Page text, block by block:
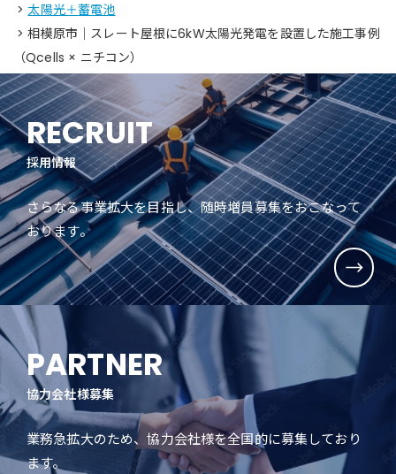
>太陽光＋蓄電池
> 相模原市｜スレート屋根に6kW太陽光発電を設置した施工事例
（Qcells × ニチコン）
RECRUIT
採用情報
さらなる事業拡大を目指し、随時増員募集をおこなって
おります。
PARTNER
協力会社様募集
業務急拡大のため、協力会社様を全国的に募集しており
ます。